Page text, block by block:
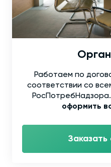
Работаем по
соответствии со
РосПотребНадзора.
оформить